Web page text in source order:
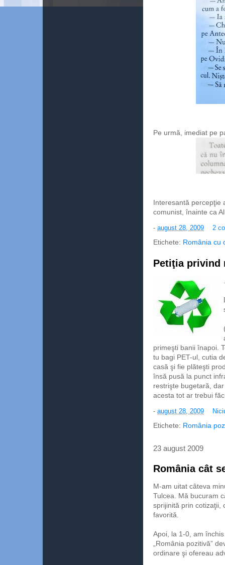
Pe urmă, imediat pe
Interesantă percepţie
comunist, înainte ca
- august 28, 2009 2
Etichete: România cu
Petiţia privind
primeşti banii înapoi.
tu bagi PET-ul, cutia
casă şi fie plăteşti
însă pusă la punct
restrişte bugetară,
acesta tot ar trebui
- august 28, 2009
Etichete: România
23 august 2009
România cât
M-am uitat câteva
Tulcea. Mă bucuram
sprijinită prin cotizaţii,
favorită.
Apoi, la 1-0, am
„România pozitivă”
ordinare şi ofereau